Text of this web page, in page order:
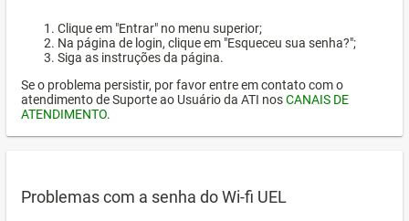
Clique em "Entrar" no menu superior;
Na página de login, clique em "Esqueceu sua senha?";
Siga as instruções da página.
Se o problema persistir, por favor entre em contato com o
atendimento de Suporte ao Usuário da ATI nosCANAIS DE
ATENDIMENTO.
Problemas com a senha do Wi-fi UEL